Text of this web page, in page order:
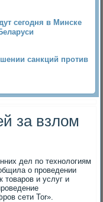
сегодня в Минске
санкций против
за взлом
дел по технологиям
о проведении
товаров и услуг и
сети Tor».